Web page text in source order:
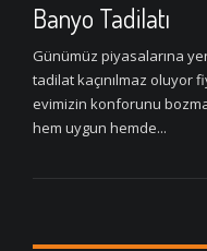
Banyo Tadilatı
Günümüz piyasalarına
tadilat kaçınılmaz oluyor
evimizin konforunu
hem uygun hemde...